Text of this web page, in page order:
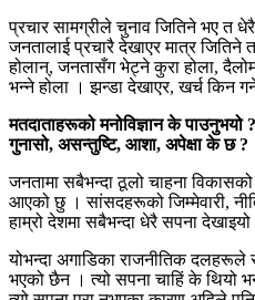
प्रचार सामग्रीले चुनाव जितिने भए त
जनतालाई प्रचारै देखाएर मात्र जितिने
होलान्, जनतासँग भेट्ने कुरा होला, दैलोमा
भन्ने होला । झन्डा देखाएर, खर्च किन
मतदाताहरूको मनोविज्ञान के पाउनुभयो
गुनासो, असन्तुष्टि, आशा, अपेक्षा के छ?
जनतामा सबैभन्दा ठूलो चाहना
आएको छु । सांसदहरूको जिम्मेवारी,
हाम्रो देशमा सबैभन्दा धेरै सपना देखाइयो
योभन्दा अगाडिका राजनीतिक दलहरूले
भएको छैन । त्यो सपना चाहिं के थियो